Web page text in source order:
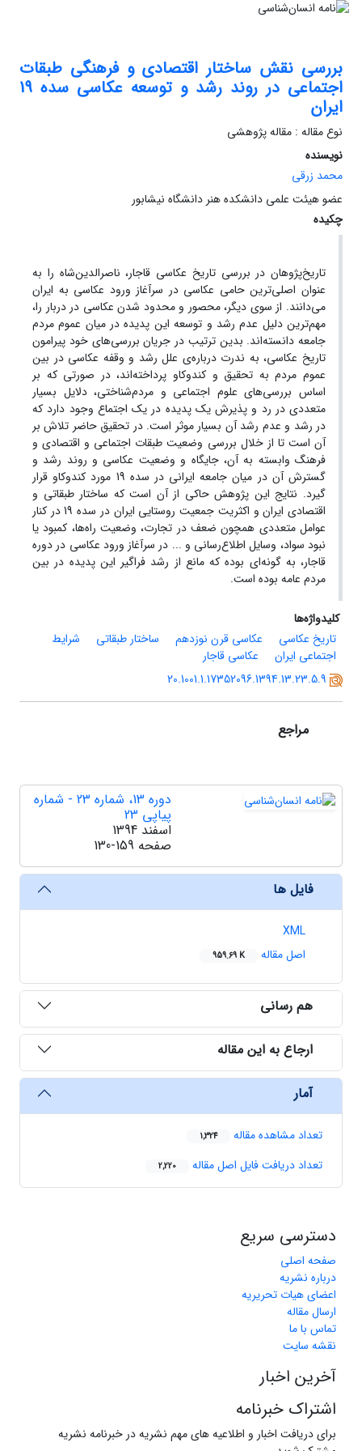
بررسی نقش ساختار اقتصادی و فرهنگی طبقات
اجتماعی در روند رشد و توسعه عکاسی سده 19
ایران
نوع مقاله : مقاله پژوهشی
نویسنده
محمد زرقی
عضو هیئت علمی دانشکده هنر دانشگاه نیشابور
چکیده
تاریخ‌پژوهان در بررسی تاریخ عکاسی قاجار، ناصرالدین‌شاه را به
عنوان اصلی‌ترین حامی عکاسی در سرآغاز ورود عکاسی به ایران
می‌دانند. از سوی دیگر، محصور و محدود شدن عکاسی در دربار را،
مهم‌ترین دلیل عدم رشد و توسعه این پدیده در میان عموم مردم
جامعه دانسته‌اند. بدین ترتیب در جریان بررسی‌های خود پیرامون
تاریخ عکاسی، به ندرت درباره‌ی علل رشد و وقفه عکاسی در بین
عموم مردم به تحقیق و کندوکاو پرداخته‌اند، در صورتی که بر
اساس بررسی‌های علوم اجتماعی و مردم‌شناختی، دلایل بسیار
متعددی در رد و پذیرش یک پدیده در یک اجتماع وجود دارد که
در رشد و عدم رشد آن بسیار موثر است. در تحقیق حاضر تلاش بر
آن است تا از خلال بررسی وضعیت طبقات اجتماعی و اقتصادی و
فرهنگ وابسته به آن، جایگاه و وضعیت عکاسی و روند رشد و
گسترش آن در میان جامعه ایرانی در سده 19 مورد کندوکاو قرار
گیرد. نتایج این پژوهش حاکی از آن است که ساختار طبقاتی و
اقتصادی ایران و اکثریت جمعیت روستایی ایران در سده 19 در کنار
عوامل متعددی همچون ضعف در تجارت، وضعیت راه‌ها، کمبود یا
نبود سواد، وسایل اطلاع‌رسانی و ... در سرآغاز ورود عکاسی در دوره
قاجار، به گونه‌ای بوده که مانع از رشد فراگیر این پدیده در بین
مردم عامه بوده است.
کلیدواژه‌ها
تاریخ عکاسی
عکاسی قرن نوزدهم ساختار طبقاتی
شرایط
اجتماعی ایران
عکاسی قاجار
20.1001.1.17352096.1394.13.23.5.9
مراجع
دوره 13، شماره 23 - شماره
پیاپی 23
اسفند 1394
صفحه 130-159
فایل ها
XML
اصل مقاله
959.69 K
هم رسانی
ارجاع به این مقاله
آمار
تعداد مشاهده مقاله 1,324
تعداد دریافت فایل اصل مقاله 2,220
دسترسی سریع
صفحه اصلی
درباره نشریه
اعضای هیات تحریریه
ارسال مقاله
تماس با ما
نقشه سایت
آخرین اخبار
اشتراک خبرنامه
برای دریافت اخبار و اطلاعیه های مهم نشریه در خبرنامه نشریه